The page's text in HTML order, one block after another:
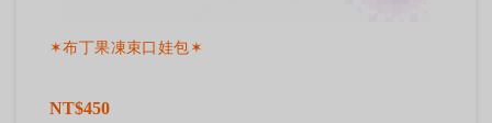
✶布丁果凍束口娃包✶
NT$450